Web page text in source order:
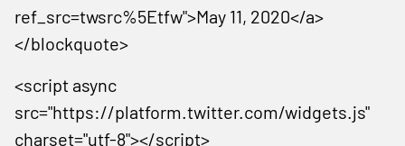
ref_src=twsrc%5Etfw">May 11, 2020</a>
</blockquote>
<script async
src="https://platform.twitter.com/widgets.js"
charset="utf-8"></script>